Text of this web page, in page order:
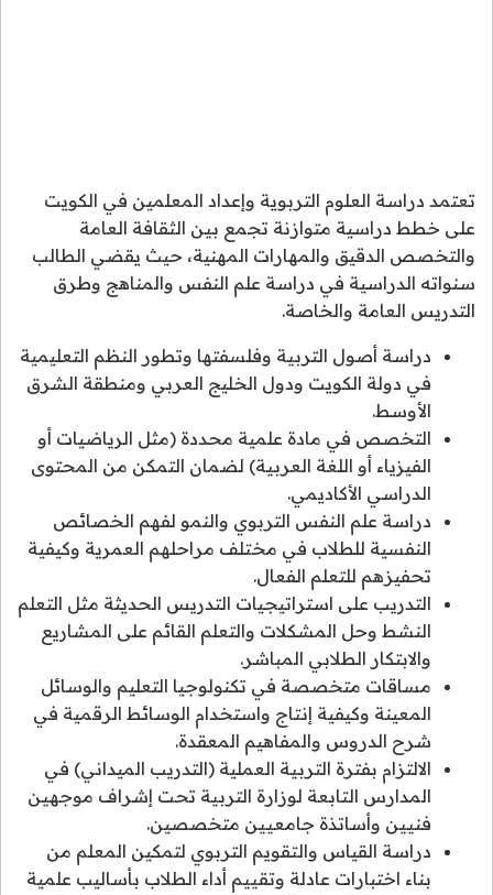
تعتمد دراسة العلوم التربوية وإعداد المعلمين في الكويت
على خطط دراسية متوازنة تجمع بين الثقافة العامة
والتخصص الدقيق والمهارات المهنية، حيث يقضي الطالب
سنواته الدراسية في دراسة علم النفس والمناهج وطرق
التدريس العامة والخاصة.
دراسة أصول التربية وفلسفتها وتطور النظم التعليمية
في دولة الكويت ودول الخليج العربي ومنطقة الشرق
الأوسط.
التخصص في مادة علمية محددة (مثل الرياضيات أو
الفيزياء أو اللغة العربية) لضمان التمكن من المحتوى
الدراسي الأكاديمي.
دراسة علم النفس التربوي والنمو لفهم الخصائص
النفسية للطلاب في مختلف مراحلهم العمرية وكيفية
تحفيزهم للتعلم الفعال.
التدريب على استراتيجيات التدريس الحديثة مثل التعلم
النشط وحل المشكلات والتعلم القائم على المشاريع
والابتكار الطلابي المباشر.
مساقات متخصصة في تكنولوجيا التعليم والوسائل
المعينة وكيفية إنتاج واستخدام الوسائط الرقمية في
شرح الدروس والمفاهيم المعقدة.
الالتزام بفترة التربية العملية (التدريب الميداني) في
المدارس التابعة لوزارة التربية تحت إشراف موجهين
فنيين وأساتذة جامعيين متخصصين.
دراسة القياس والتقويم التربوي لتمكين المعلم من
بناء اختبارات عادلة وتقييم أداء الطلاب بأساليب علمية